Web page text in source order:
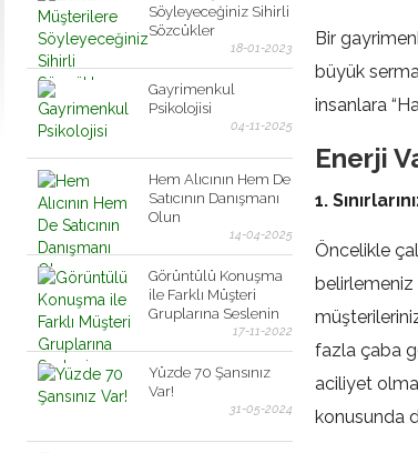
Söyleyeceğiniz Sihirli
Sözcükler
18-01-2023
Gayrimenkul
Psikolojisi
04-11-2025
Hem Alıcının Hem De
Satıcının Danışmanı
Olun
14-04-2025
Görüntülü Konuşma
ile Farklı Müşteri
Gruplarına Seslenin
17-11-2022
Yüzde 70 Şansınız
Var!
31-05-2024
Bir
büyük
insanlara
Enerji
1.
Öncelikle
belirlemeniz
fazla çaba
aciliyet
konusunda